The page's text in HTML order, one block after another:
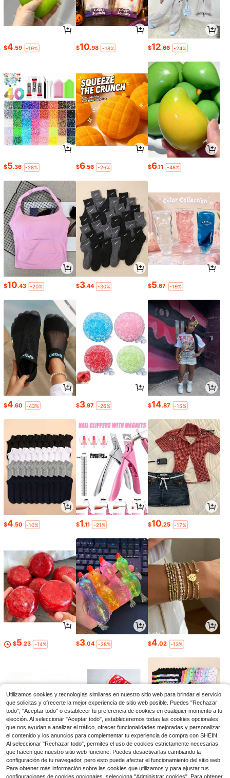
$4.59 -19% $10.98 -18% $12.66 -24%
$5.36 -28% $6.56 -26% $6.11 -48%
$10.43 -20% $3.44 -30% $5.67 -19%
$4.60 -43% $3.97 -26% $14.87 -15%
$4.50 -10% $1.11 -21% $10.25 -17%
$5.23 -14% $3.04 -28% $4.02 -13%
$44.60 -43% $4.77 -18% $1.68 -30%
Utilizamos cookies y tecnologías similares en nuestro sitio web para brindar el servicio
que solicitas y ofrecerte la mejor experiencia de sitio web posible. Puedes "Rechazar
todo", "Aceptar todo" o establecer tu preferencia de cookies en cualquier momento a tu
elección. Al seleccionar "Aceptar todo", estableceremos todas las cookies opcionales,
que nos ayudan a analizar el tráfico, ofrecer funcionalidades mejoradas y personalizar
el contenido y los anuncios para complementar tu experiencia de compra con SHEIN.
Al seleccionar "Rechazar todo", permites el uso de cookies estrictamente necesarias
que hacen que nuestro sitio web funcione. Puedes desactivarlas cambiando la
configuración de tu navegador, pero esto puede afectar el funcionamiento del sitio web.
Para obtener más información sobre las cookies que utilizamos y para ajustar tus
configuraciones de cookies opcionales, selecciona "Administrar cookies". Para obtener